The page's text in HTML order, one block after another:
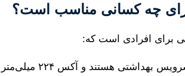
چه کسانی مناسب است؟
برای افرادی است که:
• در حال بازسازی سرویس بهداشتی هستند و آکس ۲۲۴ میلی‌متر